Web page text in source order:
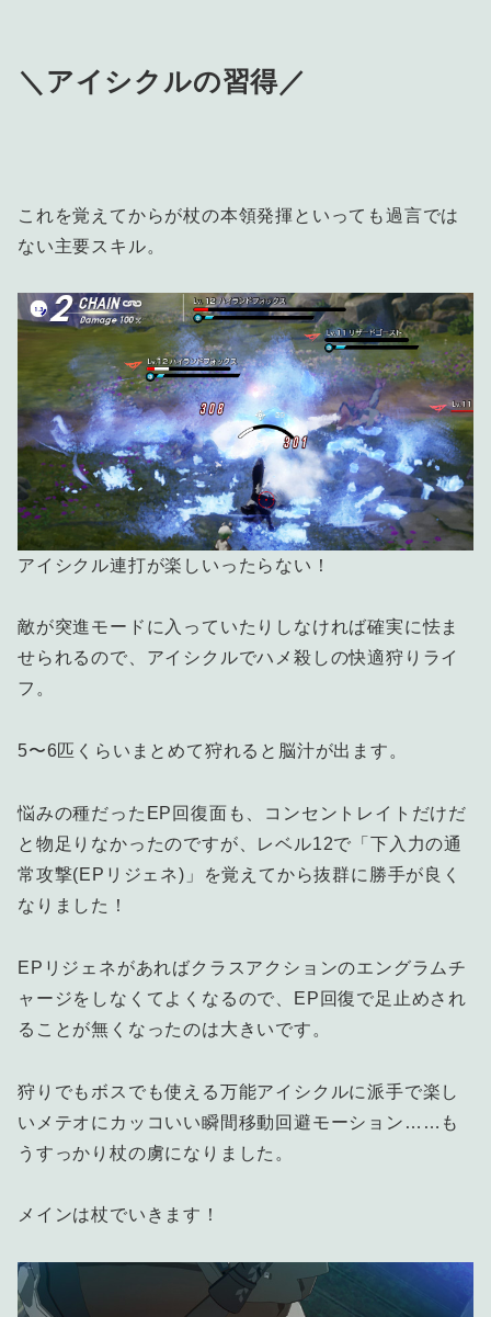
＼アイシクルの習得／
これを覚えてからが杖の本領発揮といっても過言では
ない主要スキル。
アイシクル連打が楽しいったらない！
敵が突進モードに入っていたりしなければ確実に怯ま
せられるので、アイシクルでハメ殺しの快適狩りライ
フ。
5〜6匹くらいまとめて狩れると脳汁が出ます。
悩みの種だったEP回復面も、コンセントレイトだけだ
と物足りなかったのですが、レベル12で「下入力の通
常攻撃(EPリジェネ)」を覚えてから抜群に勝手が良く
なりました！
EPリジェネがあればクラスアクションのエングラムチ
ャージをしなくてよくなるので、EP回復で足止めされ
ることが無くなったのは大きいです。
狩りでもボスでも使える万能アイシクルに派手で楽し
いメテオにカッコいい瞬間移動回避モーション……も
うすっかり杖の虜になりました。
メインは杖でいきます！